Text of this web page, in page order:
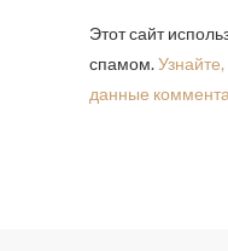
Этот сайт
спамом.
данные